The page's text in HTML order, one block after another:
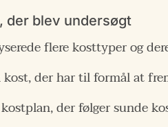
der blev undersøgt
flere kosttyper og
kost, der har til formål at
der følger sunde